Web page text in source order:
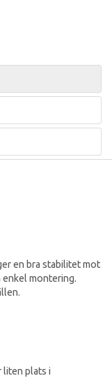
en bra stabilitet mot
enkel montering.
liten plats i